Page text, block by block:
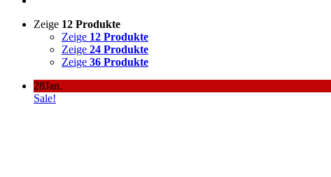
Zeige 12 Produkte
Zeige 12 Produkte
Zeige 24 Produkte
Zeige 36 Produkte
28Jan.
Sale!